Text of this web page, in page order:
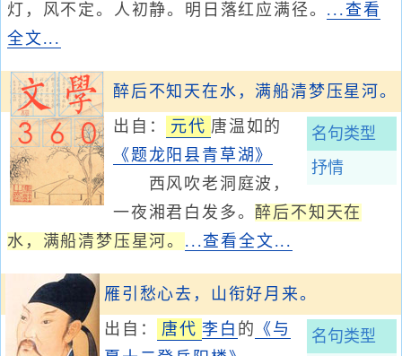
灯，风不定。人初静。明日落红应满径。 ...查看
全文...
醉后不知天在水，满船清梦压星河。
名句类型
抒情
出自： 元代 唐温如的
《题龙阳县青草湖》
西风吹老洞庭波，
一夜湘君白发多。 醉后不知天在
水，满船清梦压星河。 ...查看全文...
雁引愁心去，山衔好月来。
名句类型
出自： 唐代 李白 的 《与